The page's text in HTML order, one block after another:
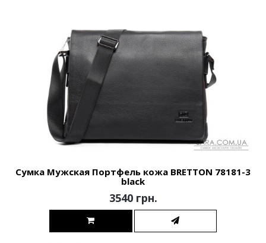
Сумка Мужская Портфель кожа BRETTON 78181-3
black
3540 грн.